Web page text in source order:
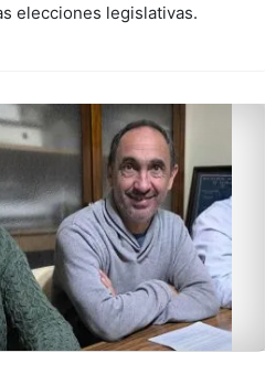
elecciones legislativas.